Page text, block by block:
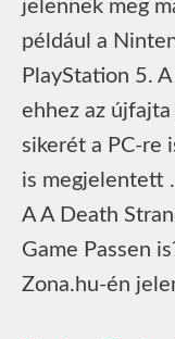
jelennek meg
például a
PlayStation 5.
ehhez az újfajta
sikerét a PC-re
is megjelentett
A A Death
Game Passen
Zona.hu-én